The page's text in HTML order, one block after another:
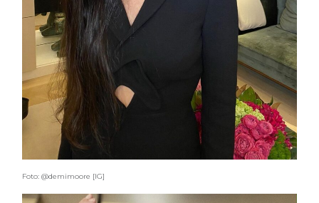
Foto: @demimoore [IG]